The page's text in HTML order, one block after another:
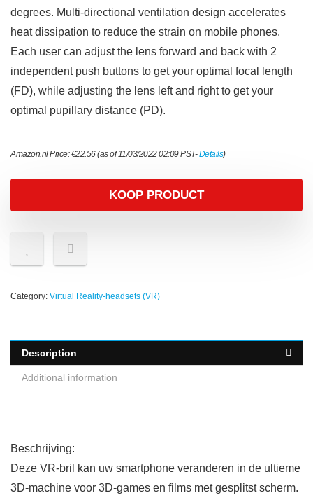
degrees. Multi-directional ventilation design accelerates
heat dissipation to reduce the strain on mobile phones.
Each user can adjust the lens forward and back with 2
independent push buttons to get your optimal focal length
(FD), while adjusting the lens left and right to get your
optimal pupillary distance (PD).
Amazon.nl Price:€22.56(as of 11/03/2022 02:09 PST-Details)
KOOP PRODUCT
Category: Virtual Reality-headsets (VR)
Description
Additional information
Beschrijving:
Deze VR-bril kan uw smartphone veranderen in de ultieme
3D-machine voor 3D-games en films met gesplitst scherm.